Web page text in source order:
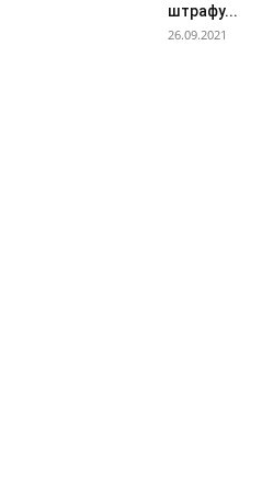
штрафу...
26.09.2021